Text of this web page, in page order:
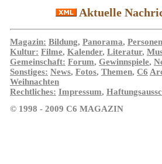
Aktuelle
Magazin: Bildung, Panorama, Personen
Kultur: Filme, Kalender, Literatur,
Gemeinschaft: Forum, Gewinnspiele,
Sonstiges: News, Fotos, Themen, C6
Weihnachten
Rechtliches: Impressum,
© 1998 - 2009 C6 MAGAZIN